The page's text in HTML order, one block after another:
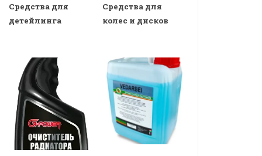
Средства для
детейлинга
Средства для
колес и дисков